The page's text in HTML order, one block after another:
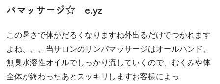
パマッサージ☆ e.yz
この暑さで体がだるくなりますね外出るだけでつかれます
よね、、、当サロンのリンパマッサージはオールハンド、
無臭水溶性オイルでしっかり流していくので、むくみや体
全体が終わったあとスッキリしますお客様によっ